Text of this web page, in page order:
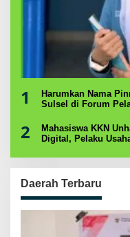
1
Harumkan Nama
Sulsel di Forum
2
Mahasiswa KKN
Digital, Pelaku
Daerah Terbaru